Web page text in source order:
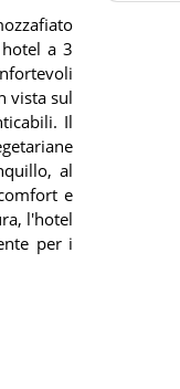
a 3
vista sul
Il
al
e
l'hotel
per i